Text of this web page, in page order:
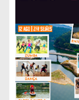
r
t
i